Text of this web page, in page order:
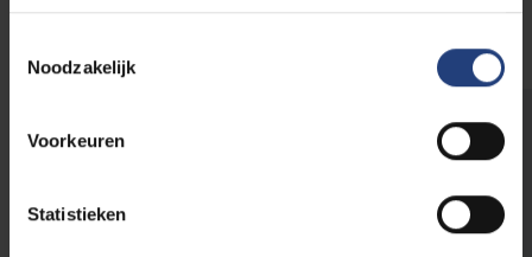
Noodzakelijk
Voorkeuren
Statistieken
engagement
Student tutoring
leerlingen. Ze krijgen een beter inzicht in de